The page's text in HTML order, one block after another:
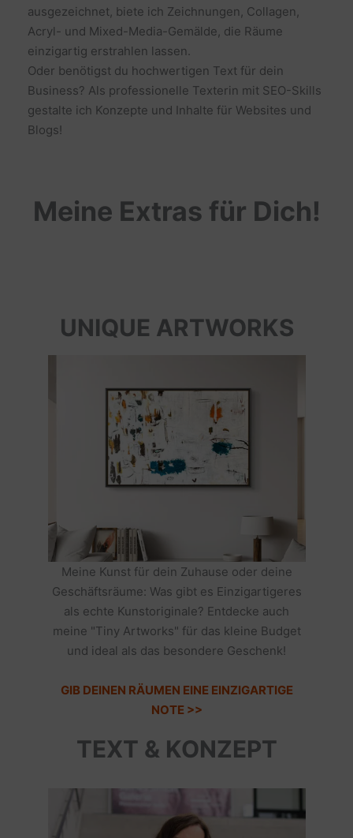
ausgezeichnet, biete ich Zeichnungen, Collagen,
Acryl- und Mixed-Media-Gemälde, die Räume
einzigartig erstrahlen lassen.
Oder benötigst du hochwertigen Text für dein
Business? Als professionelle Texterin mit SEO-Skills
gestalte ich Konzepte und Inhalte für Websites und
Blogs!
Meine Extras für Dich!
UNIQUE ARTWORKS
Meine Kunst für dein Zuhause oder deine
Geschäftsräume: Was gibt es Einzigartigeres
als echte Kunstoriginale? Entdecke auch
meine "Tiny Artworks" für das kleine Budget
und ideal als das besondere Geschenk!
GIB DEINEN RÄUMEN EINE EINZIGARTIGE
NOTE >>
TEXT & KONZEPT